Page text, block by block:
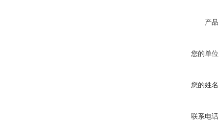
产品
您的单位
您的姓名
联系电话